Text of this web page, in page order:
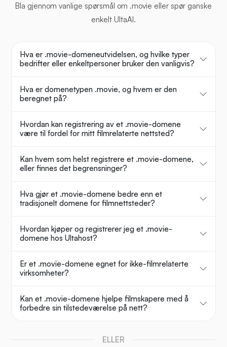
Bla gjennom vanlige spørsmål om .movie eller spør ganske
enkelt UltaAI.
Hva er .movie-domeneutvidelsen, og hvilke typer
bedrifter eller enkeltpersoner bruker den vanligvis?
Hva er domenetypen .movie, og hvem er den
beregnet på?
Hvordan kan registrering av et .movie-domene
være til fordel for mitt filmrelaterte nettsted?
Kan hvem som helst registrere et .movie-domene,
eller finnes det begrensninger?
Hva gjør et .movie-domene bedre enn et
tradisjonelt domene for filmnettsteder?
Hvordan kjøper og registrerer jeg et .movie-
domene hos Ultahost?
Er et .movie-domene egnet for ikke-filmrelaterte
virksomheter?
Kan et .movie-domene hjelpe filmskapere med å
forbedre sin tilstedeværelse på nett?
ELLER